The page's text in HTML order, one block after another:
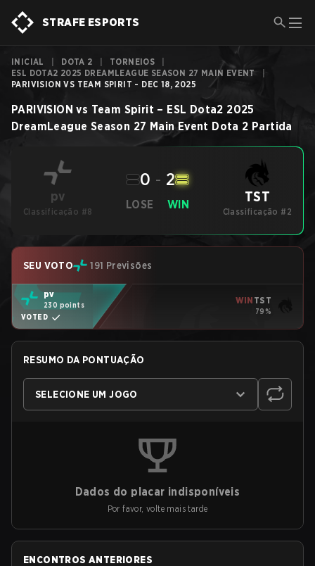
STRAFE ESPORTS
INICIAL DOTA 2 TORNEIOS
ESL DOTA2 2025 DREAMLEAGUE SEASON 27 MAIN EVENT
PARIVISION VS TEAM SPIRIT - DEC 18, 2025
PARIVISION vs Team Spirit – ESL Dota2 2025
DreamLeague Season 27 Main Event Dota 2 Partida
pv
Classificação #8
LOSE
0 - 2
WIN TST
Classificação #2
SEU VOTO 191 Previsões
pv
230 points
VOTED
WIN TST
79%
RESUMO DA PONTUAÇÃO
SELECIONE UM JOGO
Dados do placar indisponíveis
Por favor, volte mais tarde
ENCONTROS ANTERIORES